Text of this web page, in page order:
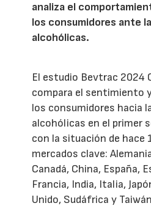
analiza el
los consumidores ante
alcohólicas.
El estudio Bevtrac 2024
compara el sentimiento
los consumidores hacia
alcohólicas en el primer
con la situación de hace
mercados clave:
Canadá, China, España,
Francia, India, Italia,
Unido, Sudáfrica y